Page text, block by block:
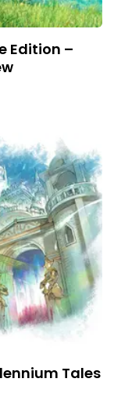
Edition –
Tales